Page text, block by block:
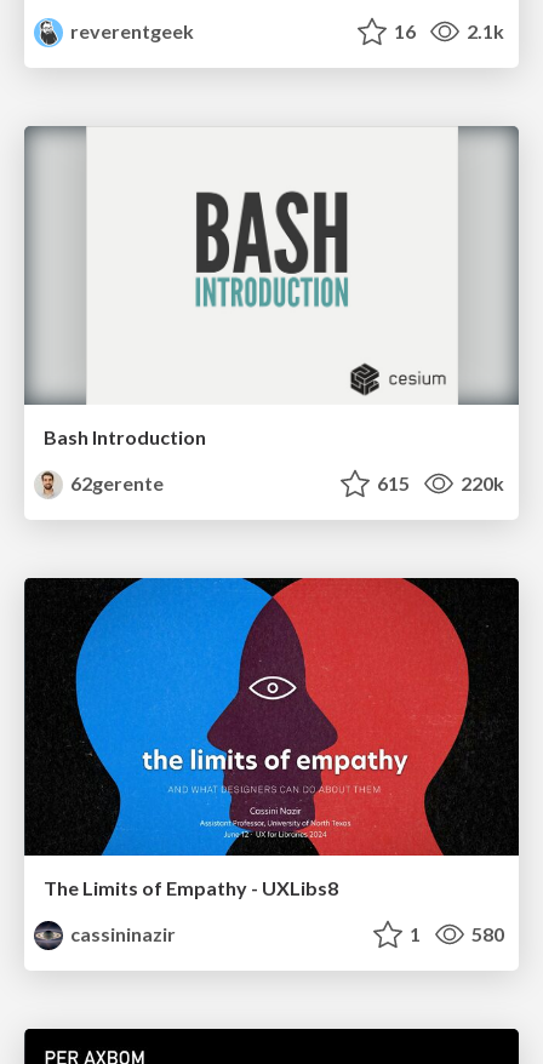
reverentgeek
16 2.1k
Bash Introduction
62gerente
615 220k
The Limits of Empathy - UXLibs8
cassininazir
1 580